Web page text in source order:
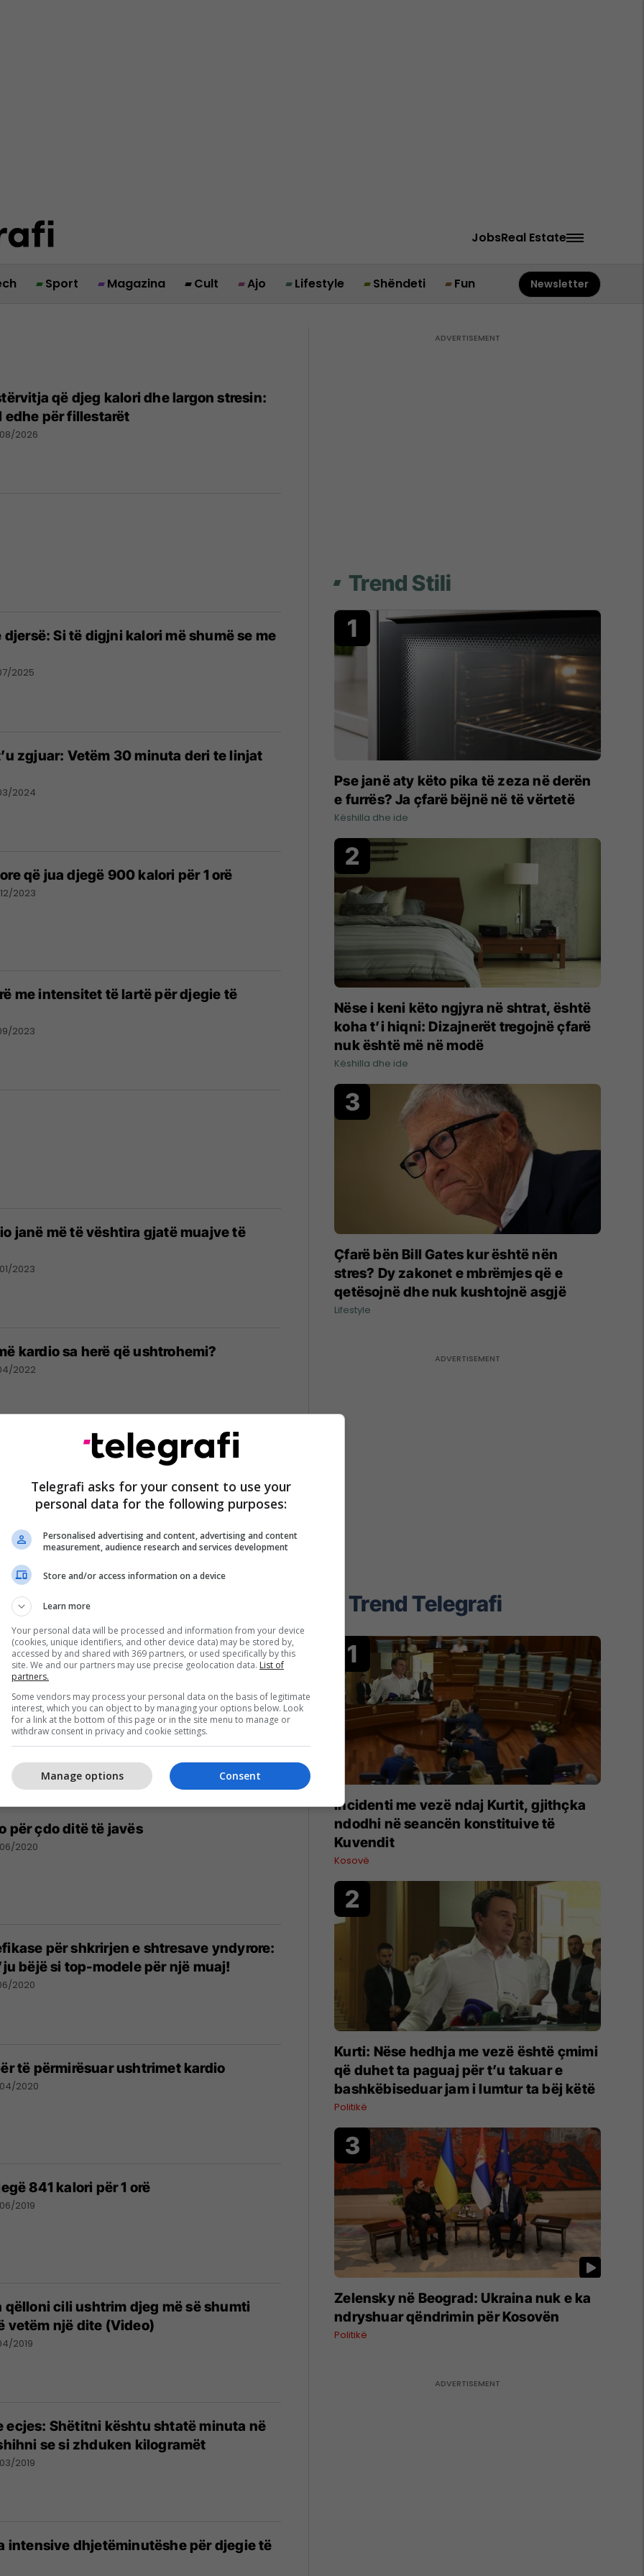
JobsReal Estate
Sport Magazina Cult Ajo Lifestyle Shëndeti Fun Newsletter
që djeg kalori dhe largon stresin:
edhe për fillestarët
2026
Si të digjni kalori më shumë se me
2025
zgjuar: Vetëm 30 minuta deri te linjat
2024
që jua djegë 900 kalori për 1 orë
2023
me intensitet të lartë për djegie të
2023
janë më të vështira gjatë muajve të
2023
kardio sa herë që ushtrohemi?
2022
ilaç mrekullibërës që sjellin shumë
dhe trupin tonë
e mirë për trup të skalitur: Si t’i digjni
gjysmë ore
07/2020
për çdo ditë të javës
2020
për shkrirjen e shtresave yndyrore:
bëjë si top-modele për një muaj!
2020
të përmirësuar ushtrimet kardio
2020
841 kalori për 1 orë
2019
qëlloni cili ushtrim djeg më së shumti
vetëm një dite (Video)
2019
ecjes: Shëtitni kështu shtatë minuta në
se si zhduken kilogramët
2019
intensive dhjetëminutëshe për djegie të
Trend Stili
Pse janë aty këto pika të zeza në derën
e furrës? Ja çfarë bëjnë në të vërtetë
Këshilla dhe ide
Nëse i keni këto ngjyra në shtrat, është
koha t’i hiqni: Dizajnerët tregojnë çfarë
nuk është më në modë
Këshilla dhe ide
Çfarë bën Bill Gates kur është nën
stres? Dy zakonet e mbrëmjes që e
qetësojnë dhe nuk kushtojnë asgjë
Lifestyle
Trend Telegrafi
Incidenti me vezë ndaj Kurtit, gjithçka
ndodhi në seancën konstituive të
Kuvendit
Kosovë
Kurti: Nëse hedhja me vezë është çmimi
që duhet ta paguaj për t’u takuar e
bashkëbiseduar jam i lumtur ta bëj këtë
Politikë
Zelensky në Beograd: Ukraina nuk e ka
ndryshuar qëndrimin për Kosovën
Politikë
Telegrafi asks for your consent to use your
personal data for the following purposes:
Personalised advertising and content, advertising and content
measurement, audience research and services development
Store and/or access information on a device
Learn more
Your personal data will be processed and information from your device
(cookies, unique identifiers, and other device data) may be stored by,
accessed by and shared with 369 partners, or used specifically by this
site. We and our partners may use precise geolocation data. List of
partners.
Some vendors may process your personal data on the basis of legitimate
interest, which you can object to by managing your options below. Look
for a link at the bottom of this page or in the site menu to manage or
withdraw consent in privacy and cookie settings.
Consent
Manage options